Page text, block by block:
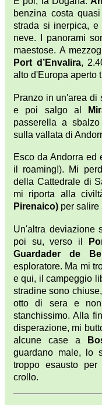
benzina costa
strada si inerpica,
neve. I panorami
maestose. A
Port d’Envalira,
alto d'Europa aperto
Pranzo in un'area di
e poi salgo al
passerella a
sulla vallata di
Esco da Andorra ed
il roaming!). Mi
della Cattedrale di
mi riporta alla
Pirenaico) per salire
Un'altra deviazione
poi su, verso il
Guardader de
esploratore. Ma mi
e qui, il campeggio
stradine sono
otto di sera e non
stanchissimo. Alla
disperazione, mi
alcune case a
guardano male, lo
troppo esausto
crollo.